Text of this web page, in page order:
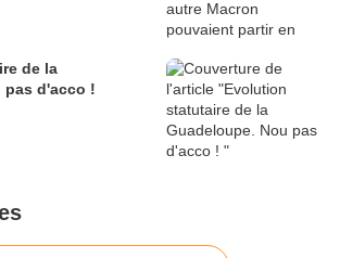
de la
pas d'acco !